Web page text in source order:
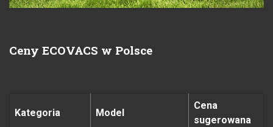
Ceny ECOVACS w Polsce
Kategoria Model
Cena
sugerowana